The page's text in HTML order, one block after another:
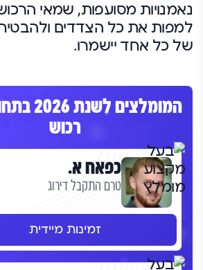
נאמנויות מסועפות, שמאי הרכוש
למפות את כל הצדדים ולהבטיח
של כל אחד יישמרו.
המומלצים
רכוש
כפאח א.
טרם התקבל דירוג
זמינות מיידית